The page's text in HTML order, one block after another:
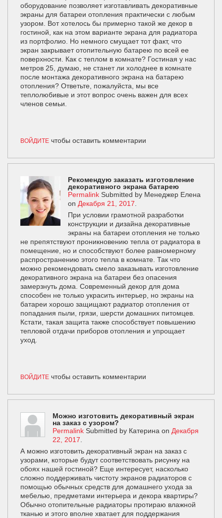
оборудование позволяет изготавливать декоративные
экраны для батареи отопления практически с любым
узором. Вот хотелось бы примерно такой же декор в
гостиной, как на этом варианте экрана для радиатора
из портфолио. Но немного смущает тот факт, что
экран закрывает отопительную батарею по всей ее
поверхности. Как с теплом в комнате? Гостиная у нас
метров 25, думаю, не станет ли холоднее в комнате
после монтажа декоративного экрана на батарею
отопления? Ответьте, пожалуйста, мы все
теплолюбивые и этот вопрос очень важен для всех
членов семьи.
ВОЙДИТЕ чтобы оставить комментарии
Рекомендую заказать изготовление
декоративного экрана батарею
Permalink Submitted by Менеджер Елена
on Декабря 21, 2017
При условии грамотной разработки
конструкции и дизайна декоративные
экраны на батареи отопления не только
не препятствуют проникновению тепла от радиатора в
помещение, но и способствуют более равномерному
распространению этого тепла в комнате. Так что
можно рекомендовать смело заказывать изготовление
декоративного экрана на батареи без опасения
замерзнуть дома. Современный декор для дома
способен не только украсить интерьер, но экраны на
батареи хорошо защищают радиатор отопления от
попадания пыли, грязи, шерсти домашних питомцев.
Кстати, такая защита также способствует повышению
тепловой отдачи приборов отопления и упрощает
уход.
ВОЙДИТЕ чтобы оставить комментарии
Можно изготовить декоративный экран
на заказ с узором?
Permalink Submitted by Катерина on Декабря
22, 2017
А можно изготовить декоративный экран на заказ с
узорами, которые будут соответствовать рисунку на
обоях нашей гостиной? Еще интересует, насколько
сложно поддерживать чистоту экранов радиаторов с
помощью обычных средств для домашнего ухода за
мебелью, предметами интерьера и декора квартиры?
Обычно отопительные радиаторы протираю влажной
тканью и этого вполне хватает для поддержания